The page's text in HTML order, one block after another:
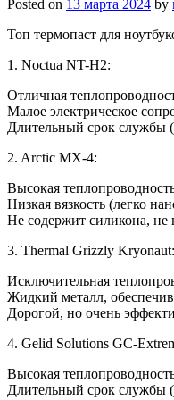
Posted on 13 марта 2024 by
Топ термопаст для
1. Noctua NT-H2:
Отличная
Малое электрическое
Длительный срок службы
2. Arctic MX-4:
Высокая
Низкая вязкость (легко
Не содержит силикона, не
3. Thermal Grizzly Kryonaut:
Исключительная
Жидкий металл,
Дорогой, но очень
4. Gelid Solutions GC-
Высокая
Длительный срок службы